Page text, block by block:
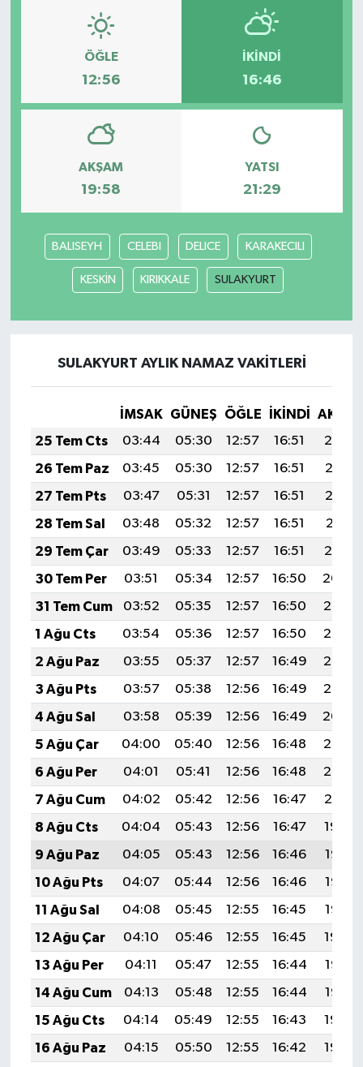
ÖĞLE
12:56
İKINDI
16:46
AKŞAM
19:58
YATSI
21:29
BALISEYH CELEBI DELICE KARAKECILI
KESKİN KIRIKKALE SULAKYURT
SULAKYURT AYLIK NAMAZ VAKITLERI
İMSAK GÜNEŞ ÖĞLE İKINDI
25 Tem Cts
03:44 05:30 12:57 16:51
20:14
26 Tem Paz
03:45 05:30 12:57 16:51
20:13
27 Tem Pts
03:47 05:31 12:57 16:51
20:12
28 Tem Sal
03:48 05:32 12:57 16:51
20:11
29 Tem Çar
03:49 05:33 12:57 16:51
20:10
30 Tem Per
03:51 05:34 12:57 16:50
20:09
31 Tem Cum
03:52 05:35 12:57 16:50
20:08
1 Ağu Cts
03:54 05:36 12:57 16:50
20:07
2 Ağu Paz
03:55 05:37 12:57 16:49
20:06
3 Ağu Pts
03:57 05:38 12:56 16:49
20:05
4 Ağu Sal
03:58 05:39 12:56 16:49
20:04
5 Ağu Çar
04:00 05:40 12:56 16:48
20:03
6 Ağu Per
04:01 05:41 12:56 16:48
20:02
7 Ağu Cum
04:02 05:42 12:56 16:47
20:01
8 Ağu Cts
04:04 05:43 12:56 16:47
19:59
9 Ağu Paz
04:05 05:43 12:56 16:46
19:58
10 Ağu Pts
04:07 05:44 12:56 16:46
19:57
11 Ağu Sal
04:08 05:45 12:55 16:45
19:56
12 Ağu Çar
04:10 05:46 12:55 16:45
19:54
13 Ağu Per
04:11 05:47 12:55 16:44
19:53
14 Ağu Cum
04:13 05:48 12:55 16:44
19:52
15 Ağu Cts
04:14 05:49 12:55 16:43
19:50
16 Ağu Paz
04:15 05:50 12:55 16:42
19:49